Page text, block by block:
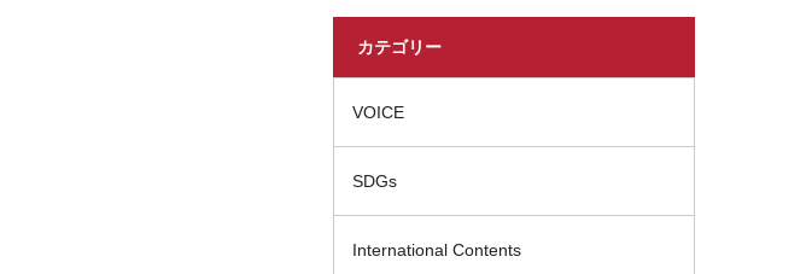
カテゴリー
VOICE
SDGs
International Contents